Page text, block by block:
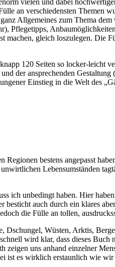
an verschiedensten Themen
Allgemeines zum Thema
Pflegetipps,
gleich loszulegen. Die
120 Seiten so locker-leicht
der ansprechenden
Einstieg in die Welt des
bestens angepasst
Lebensumständen
ich unbedingt haben. Hier
auch durch ein klares
die Fülle an tollen,
Dschungel, Wüsten, Arktis,
wird klar, dass dieses
uns anhand einzelner
ist es wirklich erstaunlich wie